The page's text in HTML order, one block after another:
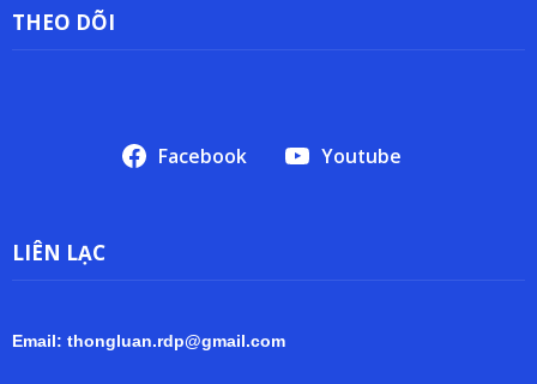
THEO DÕI
Facebook Youtube
LIÊN LẠC
Email: thongluan.rdp@gmail.com